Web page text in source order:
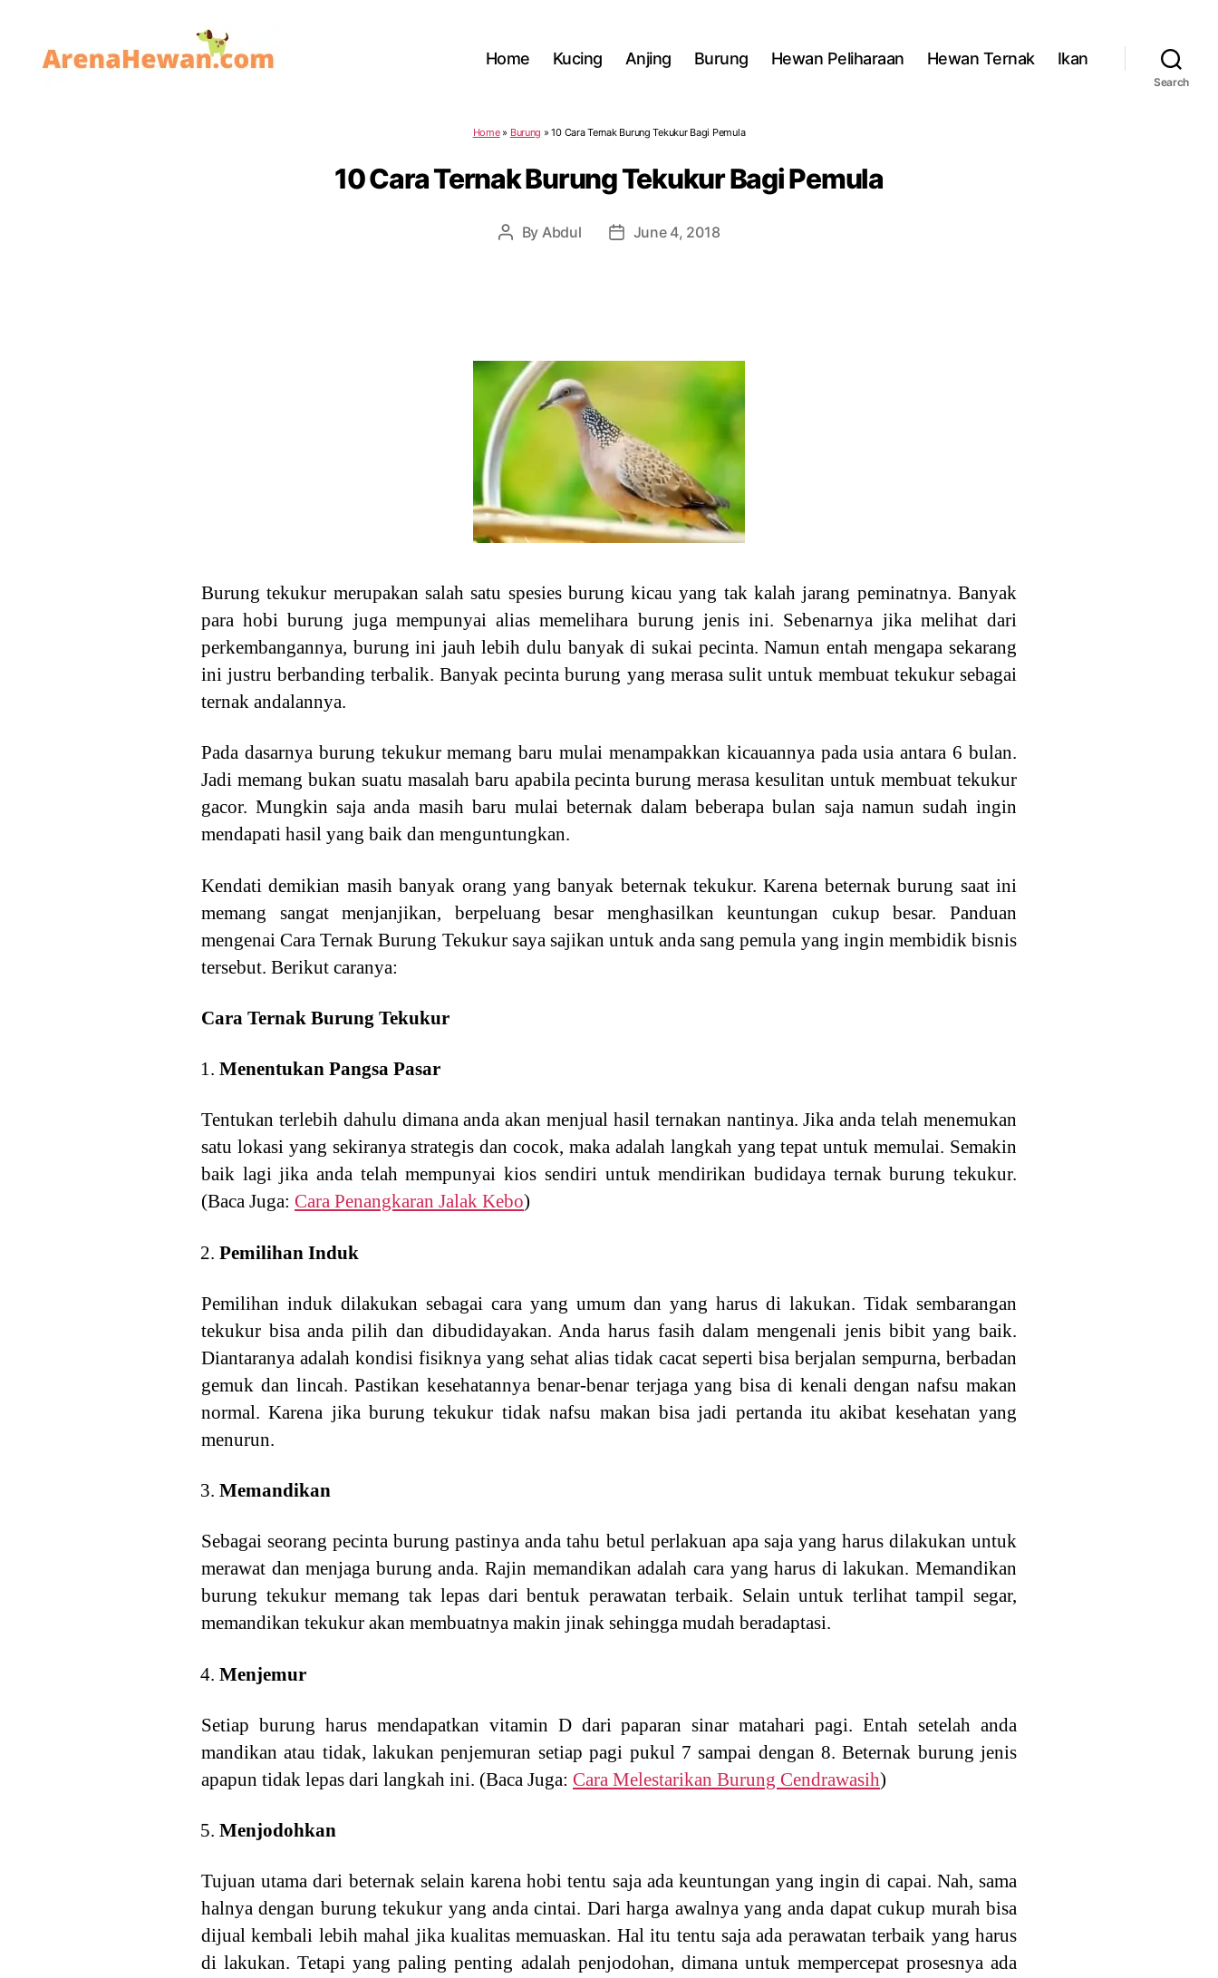
Home Kucing Anjing Burung Hewan Peliharaan Hewan Ternak Ikan
Search
Home» Burung »10 Cara Ternak Burung Tekukur Bagi Pemula
10 Cara Ternak Burung Tekukur Bagi Pemula
Post
By Abdul
PostJune 4, 2018
Burung tekukur merupakan salah satu spesies burung kicau yang tak kalah jarang peminatnya. Banyak
para hobi burung juga mempunyai alias memelihara burung jenis ini. Sebenarnya jika melihat dari
perkembangannya, burung ini jauh lebih dulu banyak di sukai pecinta. Namun entah mengapa sekarang
ini justru berbanding terbalik. Banyak pecinta burung yang merasa sulit untuk membuat tekukur sebagai
ternak andalannya.
Pada dasarnya burung tekukur memang baru mulai menampakkan kicauannya pada usia antara 6 bulan.
Jadi memang bukan suatu masalah baru apabila pecinta burung merasa kesulitan untuk membuat tekukur
gacor. Mungkin saja anda masih baru mulai beternak dalam beberapa bulan saja namun sudah ingin
mendapati hasil yang baik dan menguntungkan.
Kendati demikian masih banyak orang yang banyak beternak tekukur. Karena beternak burung saat ini
memang sangat menjanjikan, berpeluang besar menghasilkan keuntungan cukup besar. Panduan
mengenai Cara Ternak Burung Tekukur saya sajikan untuk anda sang pemula yang ingin membidik bisnis
tersebut. Berikut caranya:
Cara Ternak Burung Tekukur
Menentukan Pangsa Pasar
Tentukan terlebih dahulu dimana anda akan menjual hasil ternakan nantinya. Jika anda telah menemukan
satu lokasi yang sekiranya strategis dan cocok, maka adalah langkah yang tepat untuk memulai. Semakin
baik lagi jika anda telah mempunyai kios sendiri untuk mendirikan budidaya ternak burung tekukur.
(Baca Juga: Cara Penangkaran Jalak Kebo)
Pemilihan Induk
Pemilihan induk dilakukan sebagai cara yang umum dan yang harus di lakukan. Tidak sembarangan
tekukur bisa anda pilih dan dibudidayakan. Anda harus fasih dalam mengenali jenis bibit yang baik.
Diantaranya adalah kondisi fisiknya yang sehat alias tidak cacat seperti bisa berjalan sempurna, berbadan
gemuk dan lincah. Pastikan kesehatannya benar-benar terjaga yang bisa di kenali dengan nafsu makan
normal. Karena jika burung tekukur tidak nafsu makan bisa jadi pertanda itu akibat kesehatan yang
menurun.
Memandikan
Sebagai seorang pecinta burung pastinya anda tahu betul perlakuan apa saja yang harus dilakukan untuk
merawat dan menjaga burung anda. Rajin memandikan adalah cara yang harus di lakukan. Memandikan
burung tekukur memang tak lepas dari bentuk perawatan terbaik. Selain untuk terlihat tampil segar,
memandikan tekukur akan membuatnya makin jinak sehingga mudah beradaptasi.
Menjemur
Setiap burung harus mendapatkan vitamin D dari paparan sinar matahari pagi. Entah setelah anda
mandikan atau tidak, lakukan penjemuran setiap pagi pukul 7 sampai dengan 8. Beternak burung jenis
apapun tidak lepas dari langkah ini. (Baca Juga: Cara Melestarikan Burung Cendrawasih)
Menjodohkan
Tujuan utama dari beternak selain karena hobi tentu saja ada keuntungan yang ingin di capai. Nah, sama
halnya dengan burung tekukur yang anda cintai. Dari harga awalnya yang anda dapat cukup murah bisa
dijual kembali lebih mahal jika kualitas memuaskan. Hal itu tentu saja ada perawatan terbaik yang harus
di lakukan. Tetapi yang paling penting adalah penjodohan, dimana untuk mempercepat prosesnya ada